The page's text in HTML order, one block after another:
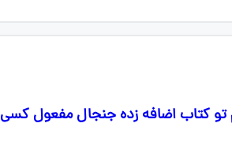
کتاب اضافه زده جنجال مفعول کسی